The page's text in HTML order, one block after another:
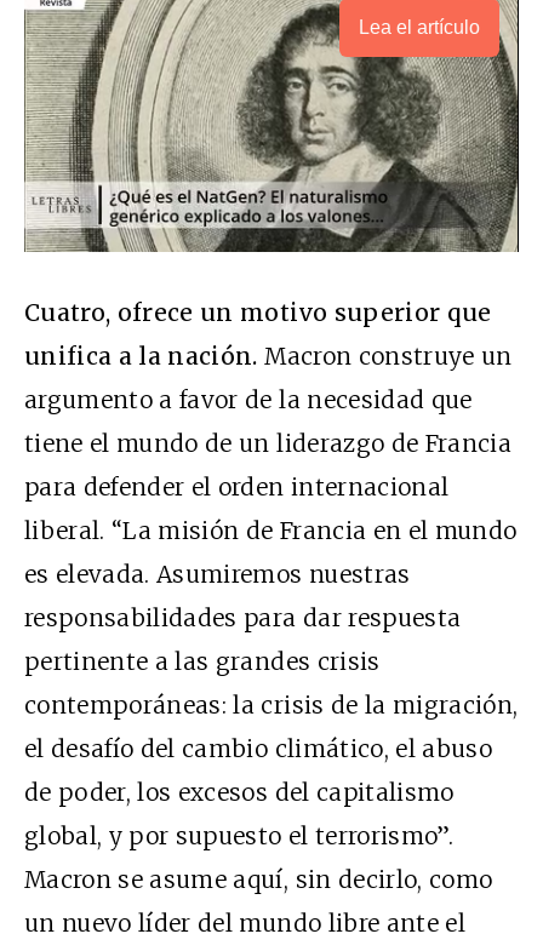
Lea el artículo
Cuatro, ofrece un motivo superior que
unifica a la nación.Macron construye un
argumento a favor de la necesidad que
tiene el mundo de un liderazgo de Francia
para defender el orden internacional
liberal. “La misión de Francia en el mundo
es elevada. Asumiremos nuestras
responsabilidades para dar respuesta
pertinente a las grandes crisis
contemporáneas: la crisis de la migración,
el desafío del cambio climático, el abuso
de poder, los excesos del capitalismo
global, y por supuesto el terrorismo”.
Macron se asume aquí, sin decirlo, como
un nuevo líder del mundo libre ante el